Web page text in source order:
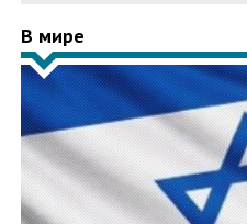
В мире